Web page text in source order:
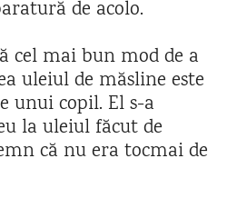
de acolo.
cel mai bun mod de a
uleiul de măsline este
unui copil. El s-a
la uleiul făcut de
că nu era tocmai de